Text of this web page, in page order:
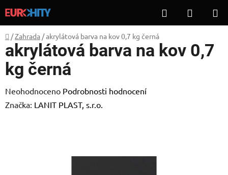
na
obsah
Hledat
KOŠÍK
Domů
/Zahrada /akrylátová barva na kov 0,7 kg černá
akrylátová barva na kov 0,7
kg černá
Průměrné
hodnocení
Neohodnoceno Podrobnosti hodnocení
Značka: LANIT PLAST, s.r.o.